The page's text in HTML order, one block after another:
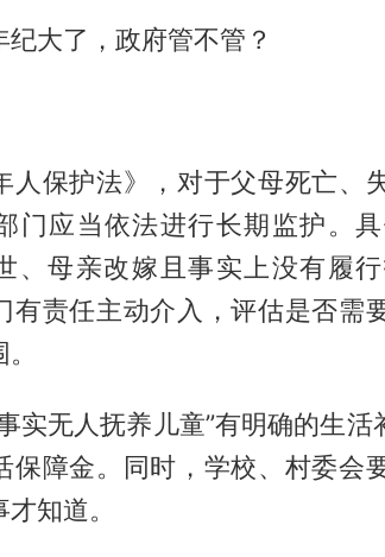
大了，政府管不管？
人保护法》，对于父母死亡、
门应当依法进行长期监护。
母亲改嫁且事实上没有履
有责任主动介入，评估是否需
实无人抚养儿童”有明确的生
保障金。同时，学校、村委会
知道。